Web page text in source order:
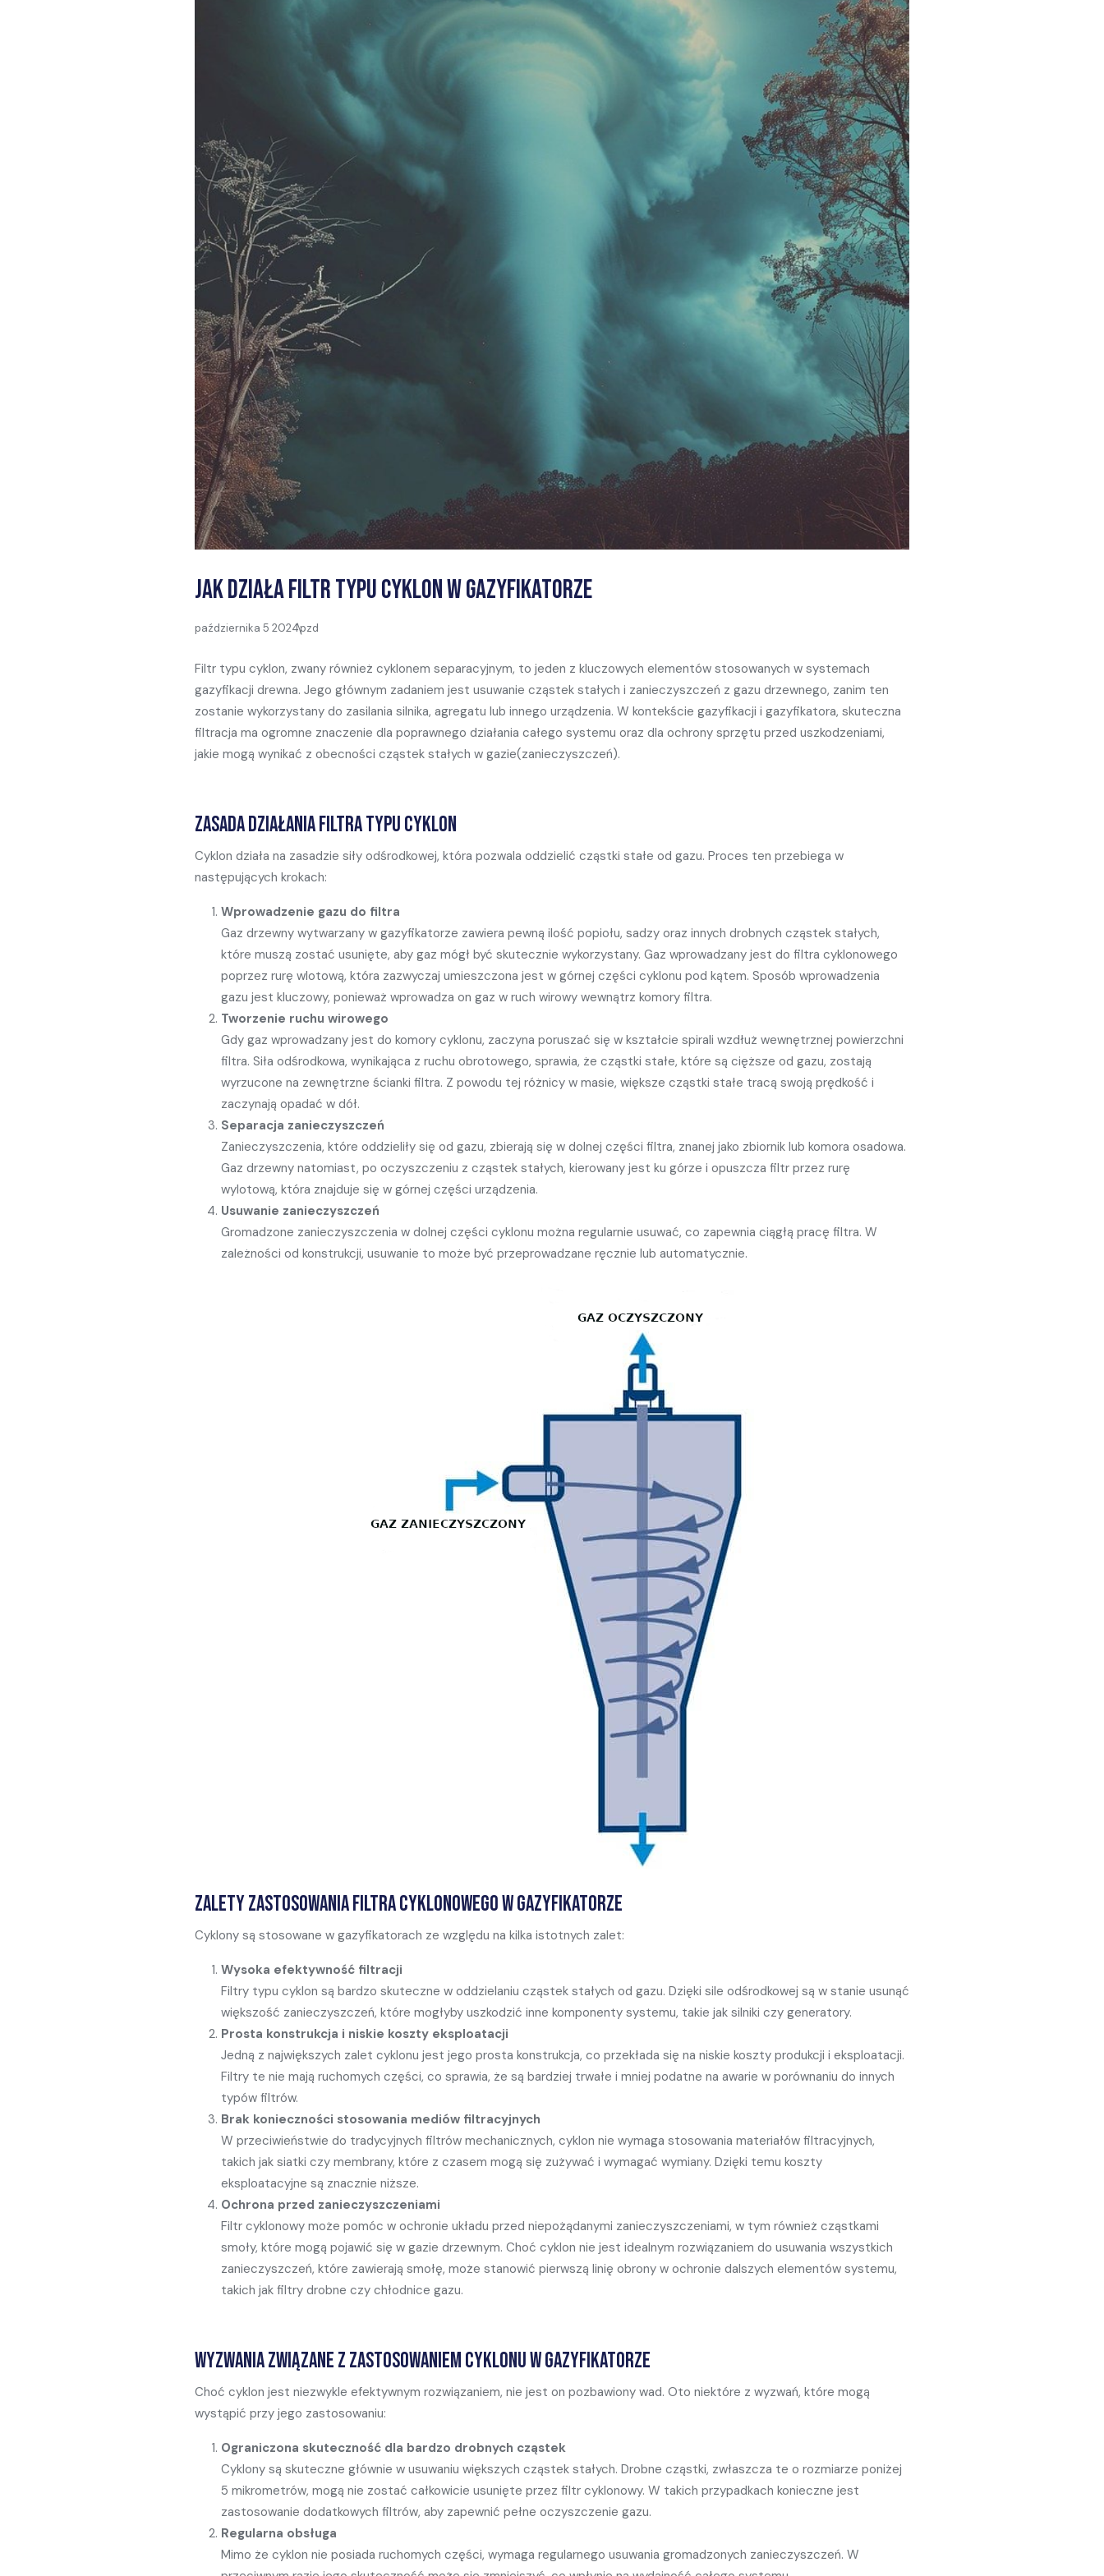
Jak działa filtr typu cyklon w gazyfikatorze
października 5 2024pzd
Filtr typu cyklon, zwany również cyklonem separacyjnym, to jeden z kluczowych elementów stosowanych w systemach
gazyfikacji drewna. Jego głównym zadaniem jest usuwanie cząstek stałych i zanieczyszczeń z gazu drzewnego, zanim ten
zostanie wykorzystany do zasilania silnika, agregatu lub innego urządzenia. W kontekście gazyfikacji i gazyfikatora, skuteczna
filtracja ma ogromne znaczenie dla poprawnego działania całego systemu oraz dla ochrony sprzętu przed uszkodzeniami,
jakie mogą wynikać z obecności cząstek stałych w gazie(zanieczyszczeń).
Zasada działania filtra typu cyklon
Cyklon działa na zasadzie siły odśrodkowej, która pozwala oddzielić cząstki stałe od gazu. Proces ten przebiega w
następujących krokach:
Wprowadzenie gazu do filtra
Gaz drzewny wytwarzany w gazyfikatorze zawiera pewną ilość popiołu, sadzy oraz innych drobnych cząstek stałych,
które muszą zostać usunięte, aby gaz mógł być skutecznie wykorzystany. Gaz wprowadzany jest do filtra cyklonowego
poprzez rurę wlotową, która zazwyczaj umieszczona jest w górnej części cyklonu pod kątem. Sposób wprowadzenia
gazu jest kluczowy, ponieważ wprowadza on gaz w ruch wirowy wewnątrz komory filtra.
Tworzenie ruchu wirowego
Gdy gaz wprowadzany jest do komory cyklonu, zaczyna poruszać się w kształcie spirali wzdłuż wewnętrznej powierzchni
filtra. Siła odśrodkowa, wynikająca z ruchu obrotowego, sprawia, że cząstki stałe, które są cięższe od gazu, zostają
wyrzucone na zewnętrzne ścianki filtra. Z powodu tej różnicy w masie, większe cząstki stałe tracą swoją prędkość i
zaczynają opadać w dół.
Separacja zanieczyszczeń
Zanieczyszczenia, które oddzieliły się od gazu, zbierają się w dolnej części filtra, znanej jako zbiornik lub komora osadowa.
Gaz drzewny natomiast, po oczyszczeniu z cząstek stałych, kierowany jest ku górze i opuszcza filtr przez rurę
wylotową, która znajduje się w górnej części urządzenia.
Usuwanie zanieczyszczeń
Gromadzone zanieczyszczenia w dolnej części cyklonu można regularnie usuwać, co zapewnia ciągłą pracę filtra. W
zależności od konstrukcji, usuwanie to może być przeprowadzane ręcznie lub automatycznie.
Zalety zastosowania filtra cyklonowego w gazyfikatorze
Cyklony są stosowane w gazyfikatorach ze względu na kilka istotnych zalet:
Wysoka efektywność filtracji
Filtry typu cyklon są bardzo skuteczne w oddzielaniu cząstek stałych od gazu. Dzięki sile odśrodkowej są w stanie usunąć
większość zanieczyszczeń, które mogłyby uszkodzić inne komponenty systemu, takie jak silniki czy generatory.
Prosta konstrukcja i niskie koszty eksploatacji
Jedną z największych zalet cyklonu jest jego prosta konstrukcja, co przekłada się na niskie koszty produkcji i eksploatacji.
Filtry te nie mają ruchomych części, co sprawia, że są bardziej trwałe i mniej podatne na awarie w porównaniu do innych
typów filtrów.
Brak konieczności stosowania mediów filtracyjnych
W przeciwieństwie do tradycyjnych filtrów mechanicznych, cyklon nie wymaga stosowania materiałów filtracyjnych,
takich jak siatki czy membrany, które z czasem mogą się zużywać i wymagać wymiany. Dzięki temu koszty
eksploatacyjne są znacznie niższe.
Ochrona przed zanieczyszczeniami
Filtr cyklonowy może pomóc w ochronie układu przed niepożądanymi zanieczyszczeniami, w tym również cząstkami
smoły, które mogą pojawić się w gazie drzewnym. Choć cyklon nie jest idealnym rozwiązaniem do usuwania wszystkich
zanieczyszczeń, które zawierają smołę, może stanowić pierwszą linię obrony w ochronie dalszych elementów systemu,
takich jak filtry drobne czy chłodnice gazu.
Wyzwania związane z zastosowaniem cyklonu w gazyfikatorze
Choć cyklon jest niezwykle efektywnym rozwiązaniem, nie jest on pozbawiony wad. Oto niektóre z wyzwań, które mogą
wystąpić przy jego zastosowaniu:
Ograniczona skuteczność dla bardzo drobnych cząstek
Cyklony są skuteczne głównie w usuwaniu większych cząstek stałych. Drobne cząstki, zwłaszcza te o rozmiarze poniżej
5 mikrometrów, mogą nie zostać całkowicie usunięte przez filtr cyklonowy. W takich przypadkach konieczne jest
zastosowanie dodatkowych filtrów, aby zapewnić pełne oczyszczenie gazu.
Regularna obsługa
Mimo że cyklon nie posiada ruchomych części, wymaga regularnego usuwania gromadzonych zanieczyszczeń. W